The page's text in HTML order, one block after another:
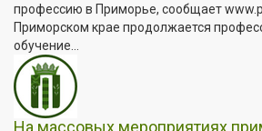
профессию в Приморье, сообщает
Приморском крае продолжается
обучение...
На массовых мероприятиях